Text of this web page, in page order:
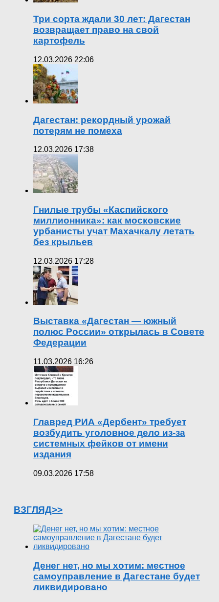
Три сорта ждали 30 лет: Дагестан
возвращает право на свой
картофель
12.03.2026 22:06
Дагестан: рекордный урожай
потерям не помеха
12.03.2026 17:38
Гнилые трубы «Каспийского
миллионника»: как московские
урбанисты учат Махачкалу летать
без крыльев
12.03.2026 17:28
Выставка «Дагестан — южный
полюс России» открылась в Совете
Федерации
11.03.2026 16:26
Главред РИА «Дербент» требует
возбудить уголовное дело из-за
системных фейков от имени
издания
09.03.2026 17:58
ВЗГЛЯД>>
Денег нет, но мы хотим: местное
самоуправление в Дагестане будет
ликвидировано